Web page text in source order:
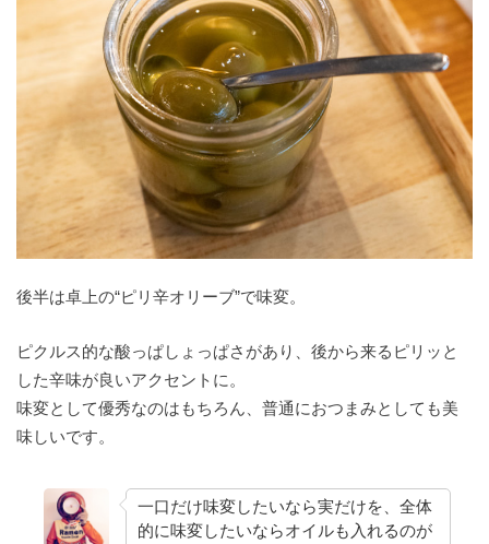
後半は卓上の“ピリ辛オリーブ”で味変。
ピクルス的な酸っぱしょっぱさがあり、後から来るピリッと
した辛味が良いアクセントに。
味変として優秀なのはもちろん、普通におつまみとしても美
味しいです。
一口だけ味変したいなら実だけを、全体
的に味変したいならオイルも入れるのが